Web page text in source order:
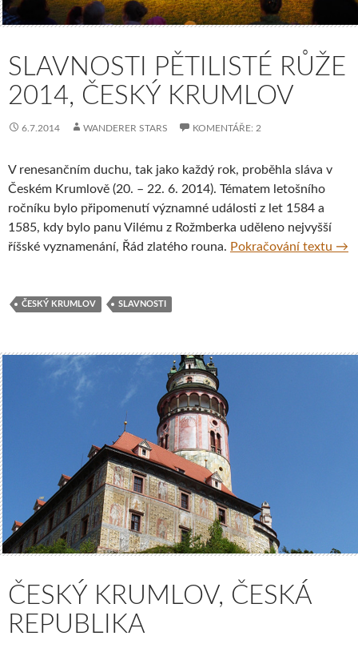
SLAVNOSTI PĚTILISTÉ RŮŽE
2014, ČESKÝ KRUMLOV
6.7.2014 WANDERER STARS KOMENTÁŘE: 2
V renesančním duchu, tak jako každý rok, proběhla sláva v
Českém Krumlově (20. – 22. 6. 2014). Tématem letošního
ročníku bylo připomenutí významné události z let 1584 a
1585, kdy bylo panu Vilému z Rožmberka uděleno nejvyšší
říšské vyznamenání, Řád zlatého rouna. Pokračování textu →
ČESKÝ KRUMLOV SLAVNOSTI
ČESKÝ KRUMLOV, ČESKÁ
REPUBLIKA